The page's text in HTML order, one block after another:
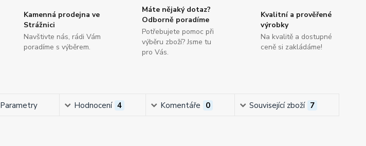
Kamenná prodejna ve
Strážnici
Navštivte nás, rádi Vám
poradíme s výběrem.
Máte nějaký dotaz?
Odborně poradíme
Potřebujete pomoc při
výběru zboží? Jsme tu
pro Vás.
Kvalitní a prověřené
výrobky
Na kvalitě a dostupné
ceně si zakládáme!
Parametry Hodnocení 4 Komentáře 0 Související zboží 7